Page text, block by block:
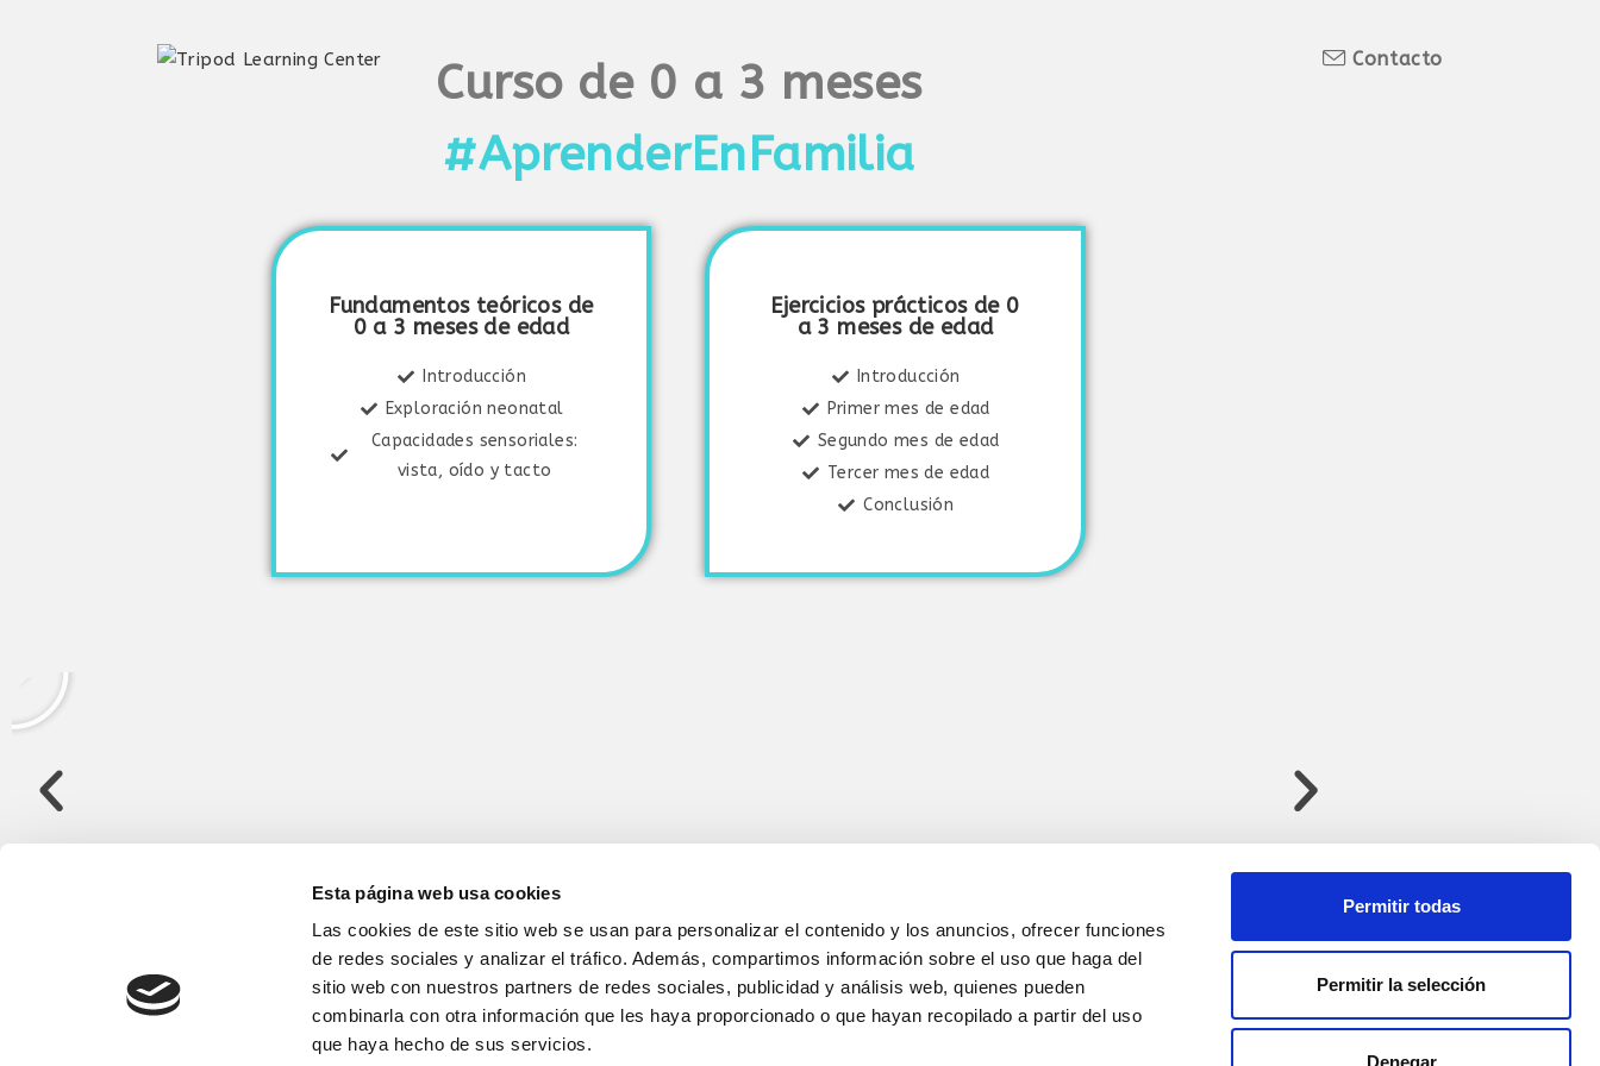
Esta página web usa cookies
Las cookies de este sitio web se usan para personalizar el contenido y los anuncios, ofrecer funciones
de redes sociales y analizar el tráfico. Además, compartimos información sobre el uso que haga del
sitio web con nuestros partners de redes sociales, publicidad y análisis web, quienes pueden
combinarla con otra información que les haya proporcionado o que hayan recopilado a partir del uso
que haya hecho de sus servicios.
Permitir todas
Permitir la selección
Denegar
Contacto
Curso de 0 a 3 meses
#AprenderEnFamilia
Fundamentos teóricos de
0 a 3 meses de edad
Introducción
Exploración neonatal
Capacidades sensoriales:
vista, oído y tacto
Ejercicios prácticos de 0
a 3 meses de edad
Introducción
Primer mes de edad
Segundo mes de edad
Tercer mes de edad
Conclusión
AVÍS LEGAL